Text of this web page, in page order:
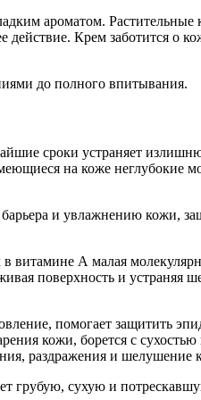
ароматом.
Крем заботится о
до полного впитывания.
сроки устраняет
на коже
и увлажнению кожи,
А малая
поверхность и устраняя
помогает защитить
кожи, борется с
раздражения и шелушение
грубую, сухую и